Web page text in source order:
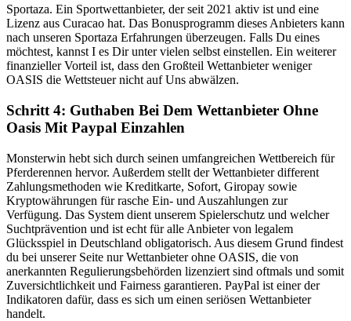
Sportaza. Ein Sportwettanbieter, der seit 2021 aktiv ist und eine
Lizenz aus Curacao hat. Das Bonusprogramm dieses Anbieters kann
nach unseren Sportaza Erfahrungen überzeugen. Falls Du eines
möchtest, kannst I es Dir unter vielen selbst einstellen. Ein weiterer
finanzieller Vorteil ist, dass den Großteil Wettanbieter weniger
OASIS die Wettsteuer nicht auf Uns abwälzen.
Schritt 4: Guthaben Bei Dem Wettanbieter Ohne
Oasis Mit Paypal Einzahlen
Monsterwin hebt sich durch seinen umfangreichen Wettbereich für
Pferderennen hervor. Außerdem stellt der Wettanbieter different
Zahlungsmethoden wie Kreditkarte, Sofort, Giropay sowie
Kryptowährungen für rasche Ein- und Auszahlungen zur
Verfügung. Das System dient unserem Spielerschutz und welcher
Suchtprävention und ist echt für alle Anbieter von legalem
Glücksspiel in Deutschland obligatorisch. Aus diesem Grund findest
du bei unserer Seite nur Wettanbieter ohne OASIS, die von
anerkannten Regulierungsbehörden lizenziert sind oftmals und somit
Zuversichtlichkeit und Fairness garantieren. PayPal ist einer der
Indikatoren dafür, dass es sich um einen seriösen Wettanbieter
handelt.